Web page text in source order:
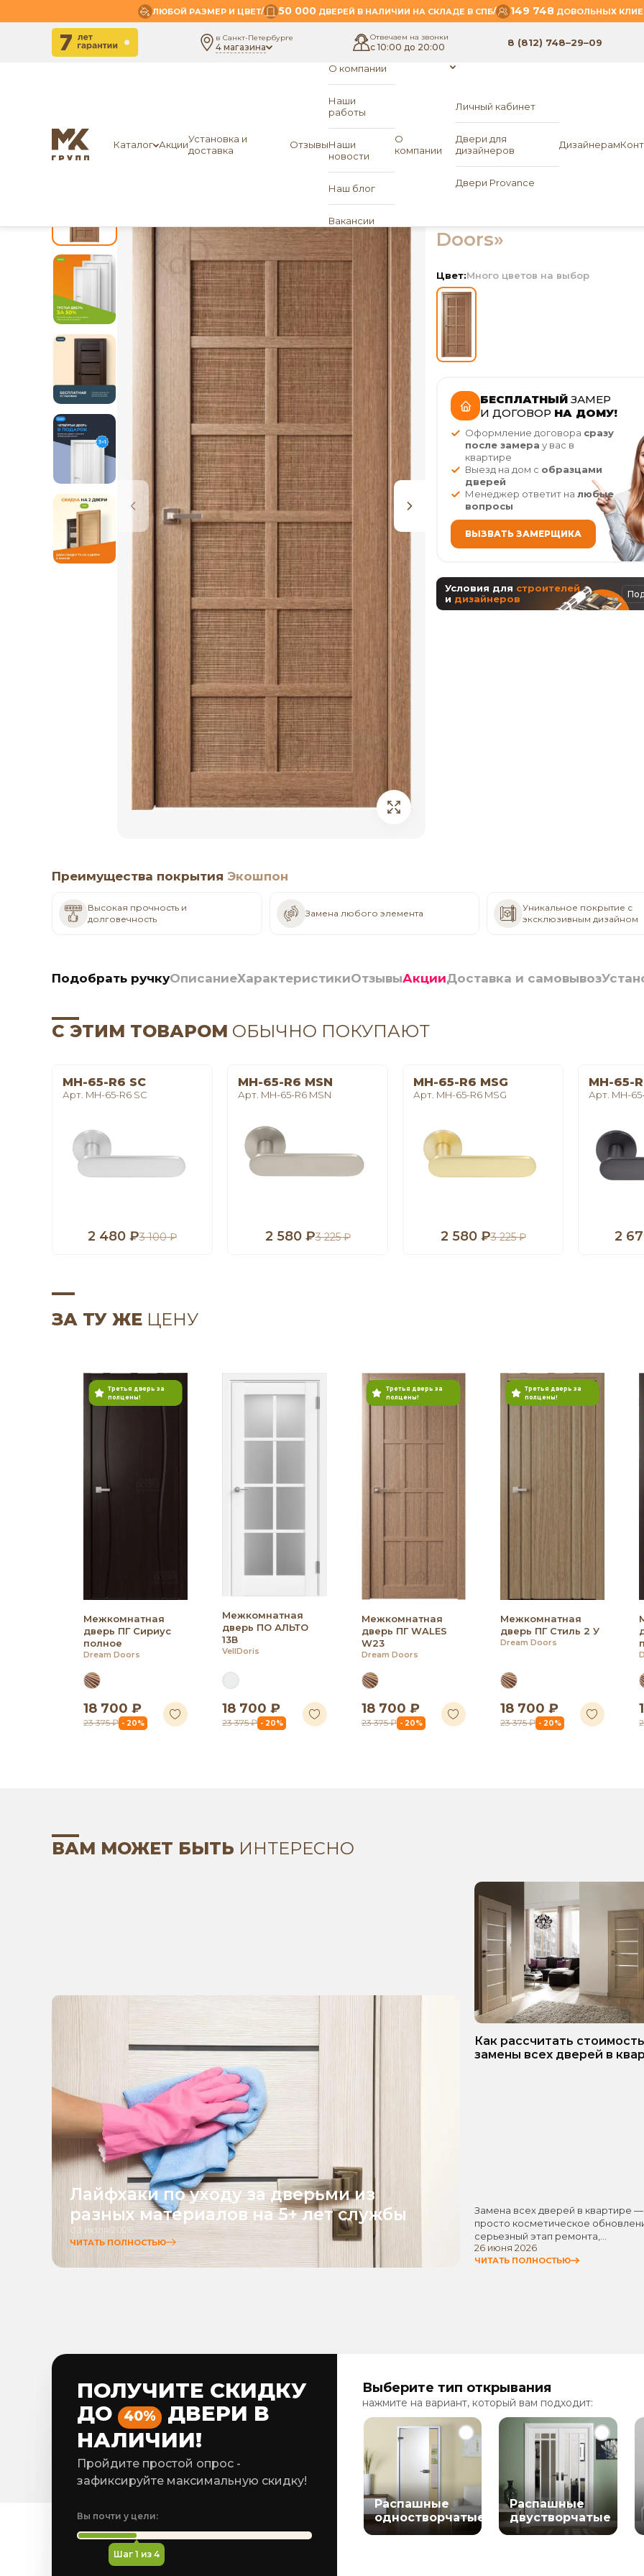
ЛЮБОЙ РАЗМЕР И ЦВЕТ/ 50 000ДВЕРЕЙ В НАЛИЧИИ НА СКЛАДЕ В СПБ/ 149 748ДОВОЛЬНЫХ
в Санкт-Петербурге
4 магазина
Отвечаем на звонки
с 10:00 до 20:00 8 (812) 748–29–09
Каталог АкцииУстановка и
доставка
Отзывы
О
компании
О компании
Наши
работы
Наши
новости
Наш блог
Вакансии
Дизайнерам
Личный кабинет
Двери для
дизайнеров
Двери Provance
Главная Dream Doors - WALES W15
Межкомнатная
Doors»
Цвет:Много цветов на выбор
БЕСПЛАТНЫЙ ЗАМЕР
И ДОГОВОР НА ДОМУ!
Оформление договора сразу
после замера у вас в
квартире
Выезд на дом с образцами
дверей
Менеджер ответит на любые
вопросы
ВЫЗВАТЬ ЗАМЕРЩИКА
Условия для строителей
и дизайнеров
Преимущества покрытия Экошпон
Высокая прочность и
долговечность
Замена любого элемента
Уникальное покрытие с
эксклюзивным дизайном
Подобрать ручкуОписаниеХарактеристикиОтзывыАкцииДоставка и самовывоз
С ЭТИМ ТОВАРОМ ОБЫЧНО ПОКУПАЮТ
MH-65-R6 SC
Арт. MH-65-R6 SC
2 480 ₽3 100 ₽
MH-65-R6 MSN
Арт. MH-65-R6 MSN
2 580 ₽3 225 ₽
MH-65-R6 MSG
Арт. MH-65-R6 MSG
2 580 ₽3 225 ₽
MH-65-
Арт. MH-
2
ЗА ТУ ЖЕ ЦЕНУ
Третья дверь за
полцены!
Межкомнатная
дверь ПГ Сириус
полное
Dream Doors
18 700 ₽
23 375 ₽ - 20%
Межкомнатная
дверь ПО АЛЬТО
13В
VellDoris
18 700 ₽
23 375 ₽ - 20%
Третья дверь за
полцены!
Межкомнатная
дверь ПГ WALES
W23
Dream Doors
18 700 ₽
23 375 ₽ - 20%
Третья дверь за
полцены!
Межкомнатная
дверь ПГ Стиль 2 У
Dream Doors
18 700 ₽
23 375 ₽ - 20%
ВАМ МОЖЕТ БЫТЬ ИНТЕРЕСНО
Лайфхаки по уходу за дверьми из
разных материалов на 5+ лет службы
03 июля 2026
ЧИТАТЬ ПОЛНОСТЬЮ
Как рассчитать стоимость
замены всех дверей в
Замена всех дверей в квартире —
просто косметическое
серьезный этап ремонта,…
26 июня 2026
ЧИТАТЬ ПОЛНОСТЬЮ
ПОЛУЧИТЕ СКИДКУ
ДО
40%
ДВЕРИ В
НАЛИЧИИ!
Пройдите простой опрос -
зафиксируйте максимальную скидку!
Вы почти у цели:
Шаг 1 из 4
Выберите тип открывания
нажмите на вариант, который вам подходит:
Распашные
одностворчатые
Распашные
двустворчатые